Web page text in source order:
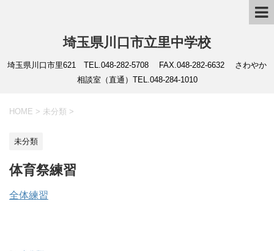
埼玉県川口市立里中学校
埼玉県川口市里621 TEL.048-282-5708 FAX.048-282-6632 さわやか
相談室（直通）TEL.048-284-1010
HOME > 未分類 >
未分類
体育祭練習
全体練習